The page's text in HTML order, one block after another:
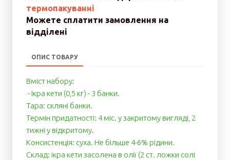
термопакуванні
Можете сплатити замовлення на
відділені
ОПИС ТОВАРУ
Вміст набору:
- Ікра кети (0,5 кг) - 3 банки.
Тара: скляні банки.
Термін придатності: 4 міс. у закритому вигляді, 2
тижні у відкритому.
Консистенція: суха. Не більше 4-6% рідини.
Cклад: ікра кети засолена в олії (2 ст. ложки солі